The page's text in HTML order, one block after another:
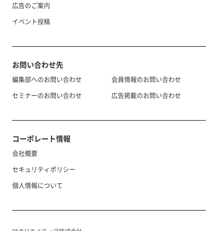
広告のご案内
イベント投稿
お問い合わせ先
編集部へのお問い合わせ
セミナーのお問い合わせ
会員情報のお問い合わせ
広告掲載のお問い合わせ
コーポレート情報
会社概要
セキュリティポリシー
個人情報について